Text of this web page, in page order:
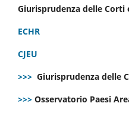
Giurisprudenza delle Corti
ECHR
CJEU
>>> Giurisprudenza delle
>>> Osservatorio Paesi